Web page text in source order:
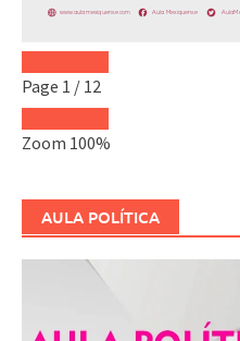
Page 1 / 12
Zoom 100%
AULA POLÍTICA